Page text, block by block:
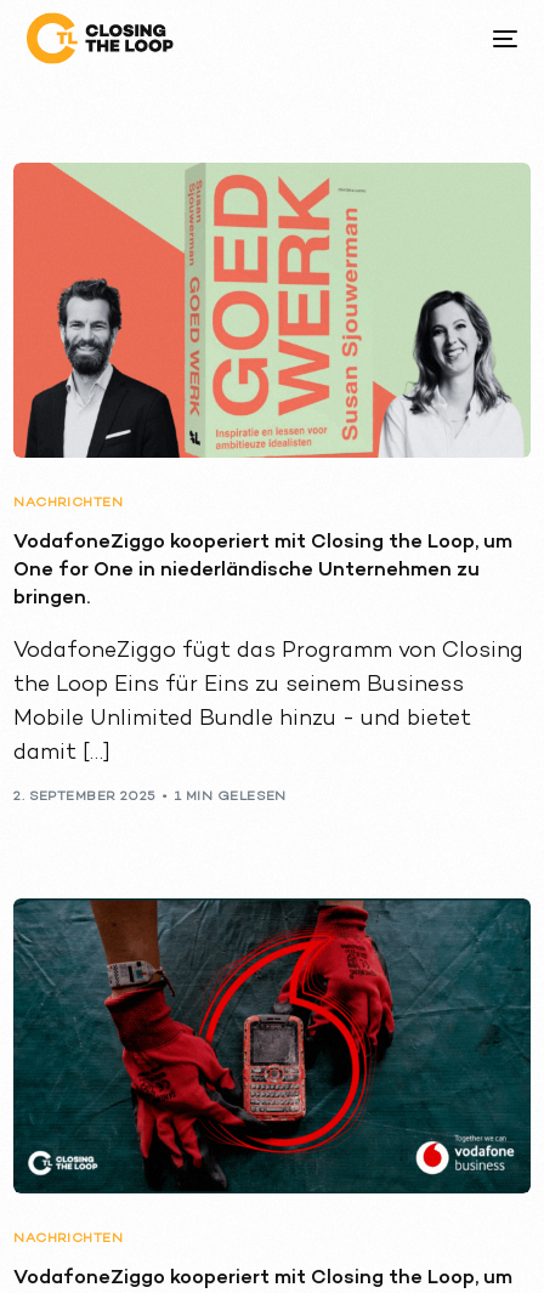
NACHRICHTEN
VodafoneZiggo kooperiert mit Closing the Loop, um
One for One in niederländische Unternehmen zu
bringen.
VodafoneZiggo fügt das Programm von Closing
the Loop Eins für Eins zu seinem Business
Mobile Unlimited Bundle hinzu - und bietet
damit […]
2. SEPTEMBER 2025 1 MIN GELESEN
NACHRICHTEN
VodafoneZiggo kooperiert mit Closing the Loop, um